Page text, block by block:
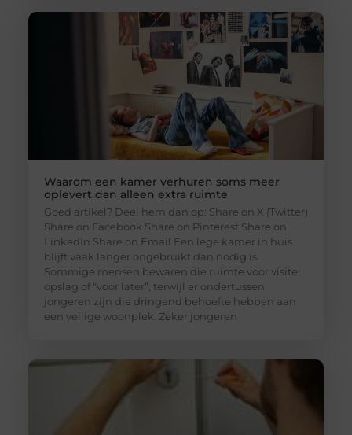
Waarom een kamer verhuren soms meer
oplevert dan alleen extra ruimte
Goed artikel? Deel hem dan op: Share on X (Twitter)
Share on Facebook Share on Pinterest Share on
LinkedIn Share on Email Een lege kamer in huis
blijft vaak langer ongebruikt dan nodig is.
Sommige mensen bewaren die ruimte voor visite,
opslag of “voor later”, terwijl er ondertussen
jongeren zijn die dringend behoefte hebben aan
een veilige woonplek. Zeker jongeren